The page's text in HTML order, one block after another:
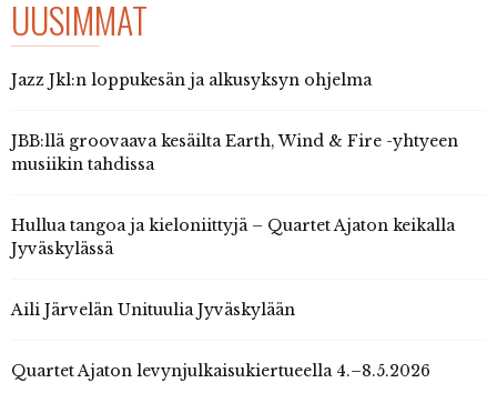
UUSIMMAT
Jazz Jkl:n loppukesän ja alkusyksyn ohjelma
JBB:llä groovaava kesäilta Earth, Wind & Fire -yhtyeen
musiikin tahdissa
Hullua tangoa ja kieloniittyjä – Quartet Ajaton keikalla
Jyväskylässä
Aili Järvelän Unituulia Jyväskylään
Quartet Ajaton levynjulkaisukiertueella 4.–8.5.2026